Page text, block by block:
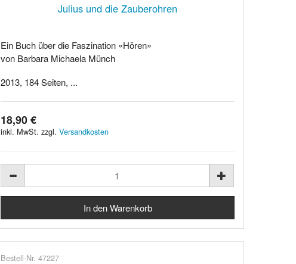
Julius und die Zauberohren
Ein Buch über die Faszination «Hören»
von Barbara Michaela Münch
2013, 184 Seiten, ...
18,90 €
inkl. MwSt. zzgl.Versandkosten
Bestell-Nr. 47227